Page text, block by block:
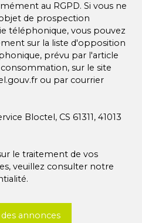
au RGPD. Si vous ne
de prospection
téléphonique, vous pouvez
sur la liste d'opposition
prévu par l'article
consommation, sur le site
ou par courrier
Bloctel, CS 61311, 41013
le traitement de vos
veuillez consulter notre
.
annonces